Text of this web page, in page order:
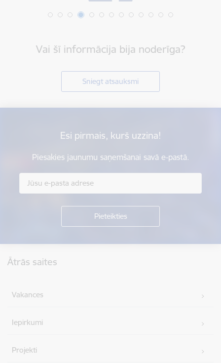
Vai šī informācija bija noderīga?
Sniegt atsauksmi
Esi pirmais, kurš uzzina!
Piesakies jaunumu saņemšanai savā e-pastā.
Ātrās saites
Vakances
Iepirkumi
Projekti